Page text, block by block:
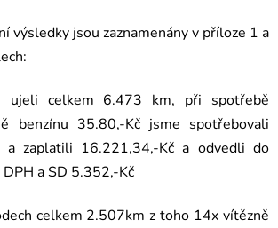
výsledky jsou zaznamenány v příloze 1 a
ujeli celkem 6.473 km, při spotřebě
benzínu 35.80,-Kč jsme spotřebovali
a zaplatili 16.221,34,-Kč a odvedli do
a SD 5.352,-Kč
celkem 2.507km z toho 14x vítězně